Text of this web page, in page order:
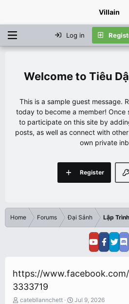
Villain
Log in
Tiêu
This is a sample guest message.
today to become a member! Once
to participate on this site by
posts, as well as connect with
own private
Register
Home Forums Đại Sảnh Lập
https://
3333719
T
catebllannchett
S
Jul 9, 2026